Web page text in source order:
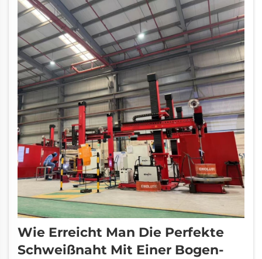
Wie Erreicht Man Die Perfekte
Schweißnaht Mit Einer Bogen-